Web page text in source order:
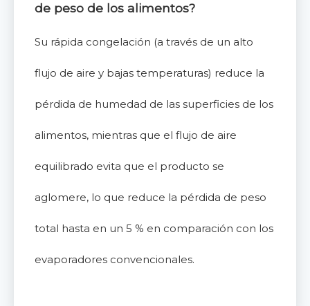
de peso de los alimentos?
Su rápida congelación (a través de un alto
flujo de aire y bajas temperaturas) reduce la
pérdida de humedad de las superficies de los
alimentos, mientras que el flujo de aire
equilibrado evita que el producto se
aglomere, lo que reduce la pérdida de peso
total hasta en un 5 % en comparación con los
evaporadores convencionales.